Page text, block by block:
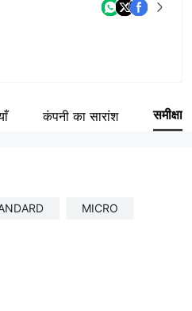
कंपनी का सारांश समीक्षा
MICRO